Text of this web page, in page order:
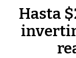
Hasta
invertir